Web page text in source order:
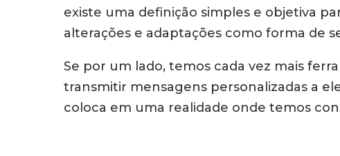
existe uma definição simples e objetiva
alterações e adaptações como forma de
Se por um lado, temos cada vez mais
transmitir mensagens personalizadas a
coloca em uma realidade onde temos